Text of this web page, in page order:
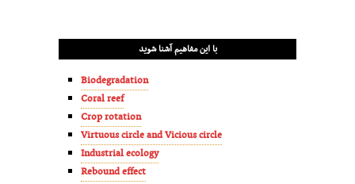
با این مفاهیم آشنا شوید
Biodegradation
Coral reef
Crop rotation
Virtuous circle and Vicious circle
Industrial ecology
Rebound effect